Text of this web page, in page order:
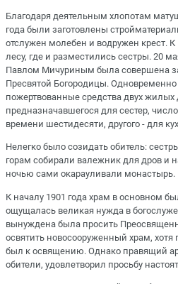
Благодаря деятельным хлопотам
года были заготовлены
отслужен молебен и водружен крест.
лесу, где и разместились сестры. 20
Павлом Мичуриным была совершена
Пресвятой Богородицы.
пожертвованные средства двух жилых
предназначавшегося для сестер,
времени шестидесяти, другого - для
Нелегко было созидать обитель:
горам собирали валежник для дров и
ночью сами окарауливали монастырь.
К началу 1901 года храм в основном
ощущалась великая нужда в
вынуждена была просить
освятить новосооруженный храм, хотя
был к освящению. Однако правящий
обители, удовлетворил просьбу